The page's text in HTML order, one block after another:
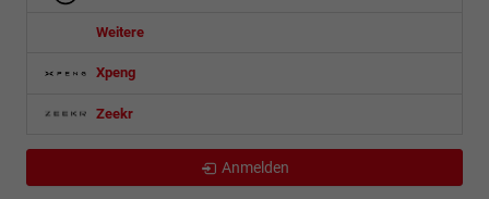
Weitere
Xpeng
Zeekr
Anmelden